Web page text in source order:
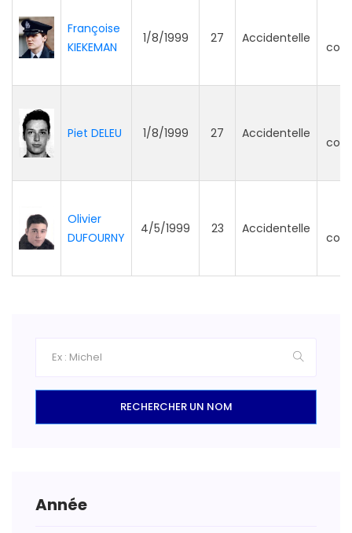
Françoise
KIEKEMAN
1/8/1999 27 Accidentelle
Piet DELEU 1/8/1999 27 Accidentelle
Olivier
DUFOURNY
4/5/1999 23 Accidentelle
RECHERCHER UN NOM
Année